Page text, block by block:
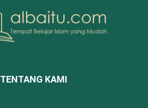
TENTANG KAMI